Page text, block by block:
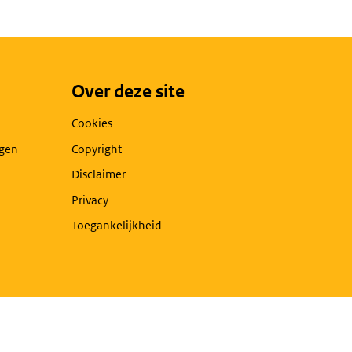
Over deze site
Cookies
Copyright
Disclaimer
Privacy
Toegankelijkheid